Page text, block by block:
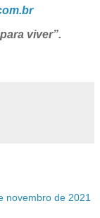
viver”.
novembro de 2021